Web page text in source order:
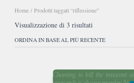
Home / Prodotti taggati “riflessione”
Visualizzazione di 3 risultati
base
recente